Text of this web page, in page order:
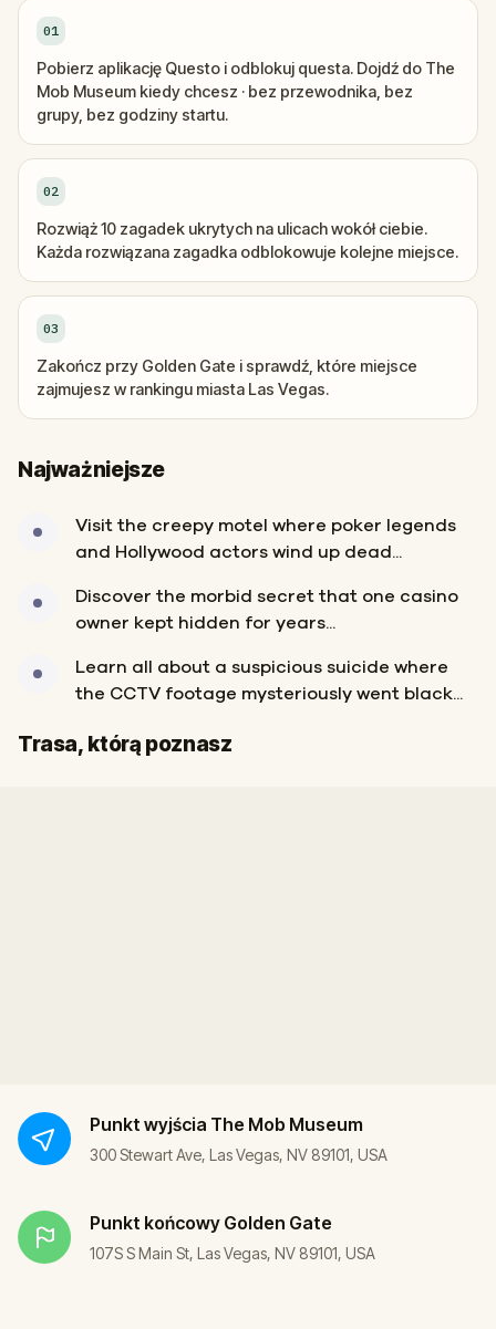
01
Pobierz aplikację Questo i odblokuj questa. Dojdź do The
Mob Museum kiedy chcesz · bez przewodnika, bez
grupy, bez godziny startu.
02
Rozwiąż 10 zagadek ukrytych na ulicach wokół ciebie.
Każda rozwiązana zagadka odblokowuje kolejne miejsce.
03
Zakończ przy Golden Gate i sprawdź, które miejsce
zajmujesz w rankingu miasta Las Vegas.
Najważniejsze
Visit the creepy motel where poker legends
and Hollywood actors wind up dead...
Discover the morbid secret that one casino
owner kept hidden for years...
Learn all about a suspicious suicide where
the CCTV footage mysteriously went black...
Trasa, którą poznasz
Start
Meta
Punkt wyjścia The Mob Museum
300 Stewart Ave, Las Vegas, NV 89101, USA
Punkt końcowy Golden Gate
107S S Main St, Las Vegas, NV 89101, USA